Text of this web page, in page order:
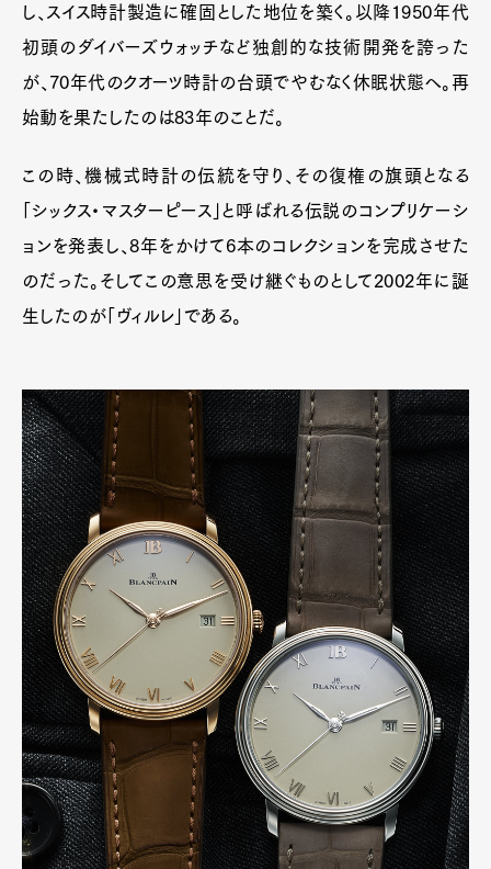
Official Columnist
Pen Meet
し、スイス時計製造に確固とした地位を築く。以降1950年代
初頭のダイバーズウォッチなど独創的な技術開発を誇った
が、70年代のクオーツ時計の台頭でやむなく休眠状態へ。再
始動を果たしたのは83年のことだ。
この時、機械式時計の伝統を守り、その復権の旗頭となる
「シックス・マスターピース」と呼ばれる伝説のコンプリケーシ
ョンを発表し、8年をかけて6本のコレクションを完成させた
のだった。そしてこの意思を受け継ぐものとして2002年に誕
生したのが「ヴィルレ」である。